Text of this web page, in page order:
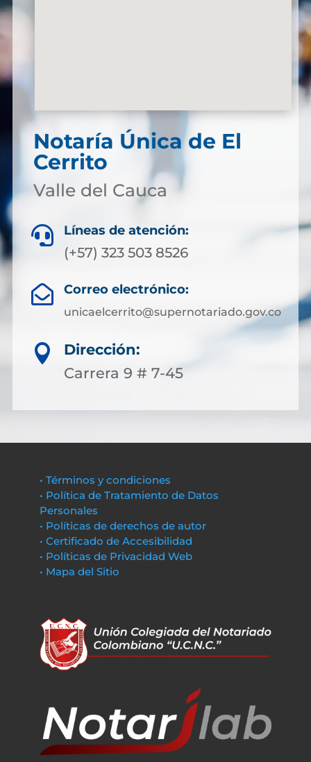
Notaría Única de El
Cerrito
Valle del Cauca
 Líneas de atención:
(+57) 323 503 8526
 Correo electrónico:
unicaelcerrito@supernotariado.gov.co

Dirección:
Carrera 9 # 7-45
• Términos y condiciones
• Política de Tratamiento de Datos
Personales
• Políticas de derechos de autor
• Certificado de Accesibilidad
• Políticas de Privacidad Web
• Mapa del Sitio